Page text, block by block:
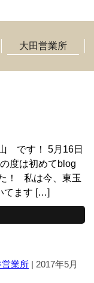
大田営業所
です！ 5月16日
度は初めてblog
！ 私は今、東玉
てます […]
業所 | 2017年5月